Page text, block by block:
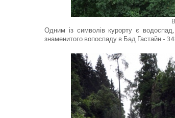
Одним із символів курорту є
знаменитого вопоспаду в Бад Гастайн -